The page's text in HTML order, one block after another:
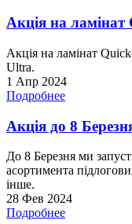
Акція на ламінат
Акція на ламінат
Ultra.
1 Апр 2024
Подробнее
Акція до 8
До 8 Березня ми
асортимента
інше.
28 Фев 2024
Подробнее